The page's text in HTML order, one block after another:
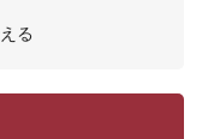
る